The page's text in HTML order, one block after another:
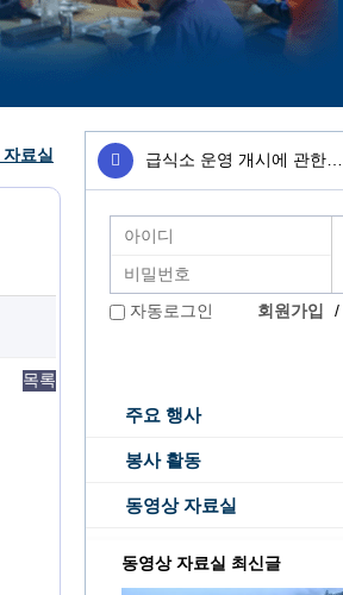
료실
목록
급식소 운영 개시에 관한…
자동로그인 회원가입 /
주요 행사
봉사 활동
동영상 자료실
동영상 자료실 최신글